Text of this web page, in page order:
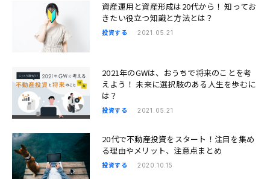
資産運用と資産形成は20代から！ 知ってお
きたい役立つ知識と方法とは？
投資する 2021.05.21
2021年のGWは、おうちで将来のことを考
えよう！ 未来に選択肢のある人生を歩むに
は？
投資する 2021.05.21
20代で不動産投資をスタート！注目を集め
る理由やメリット、注意点まとめ
投資する 2020.10.15